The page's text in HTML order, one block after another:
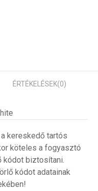
ÉRTÉKELÉSEK(0)
kereskedő tartós
köteles a fogyasztó
kódot biztosítani.
kódot adatainak